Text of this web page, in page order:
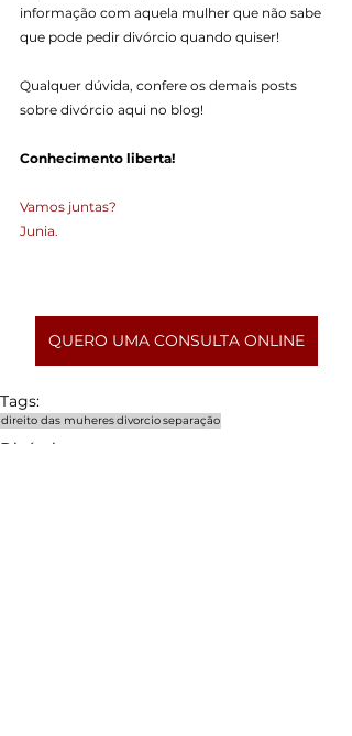
informação com aquela mulher que não sabe
que pode pedir divórcio quando quiser!
Qualquer dúvida, confere os demais posts
sobre divórcio aqui no blog!
Conhecimento liberta!
Vamos juntas?
Junia.
QUERO UMA CONSULTA ONLINE
Tags:
direito das muheresdivorcioseparação
Divórcio